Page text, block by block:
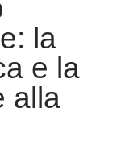
la
e la
alla